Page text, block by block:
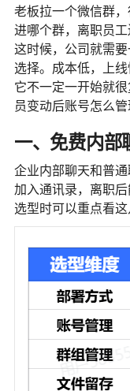
老板拉一个微信群
进哪个群，离职员
这时候，公司就需
选择。成本低，上
它不一定一开始就
员变动后账号怎么管
一、免费内部
企业内部聊天和普
加入通讯录，离职
选型时可以重点看这